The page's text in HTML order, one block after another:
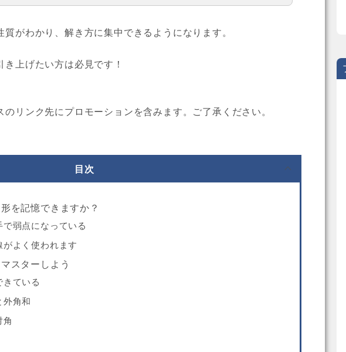
がわかり、解き方に集中できるようになります。
上げたい方は必見です！
リンク先にプロモーションを含みます。ご了承ください。
目次
を記憶できますか？
弱点になっている
よく使われます
スターしよう
ている
外角和
角